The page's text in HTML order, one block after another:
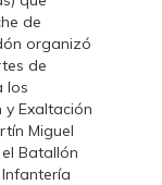
de
organizó
de
los
y Exaltación
Miguel
Batallón